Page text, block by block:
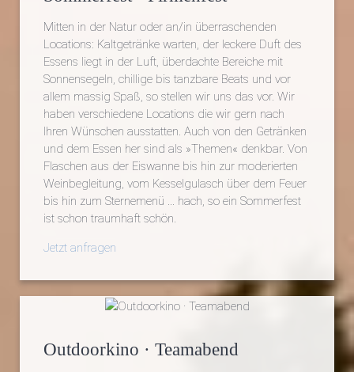
Mitten in der Natur oder an/in überraschenden
Locations: Kaltgetränke warten, der leckere Duft des
Essens liegt in der Luft, überdachte Bereiche mit
Sonnensegeln, chillige bis tanzbare Beats und vor
allem massig Spaß, so stellen wir uns das vor. Wir
haben verschiedene Locations die wir gern nach
Ihren Wünschen ausstatten. Auch von den Getränken
und dem Essen her sind als »Themen« denkbar. Von
Flaschen aus der Eiswanne bis hin zur moderierten
Weinbegleitung, vom Kesselgulasch über dem Feuer
bis hin zum Sternemenü ... hach, so ein Sommerfest
ist schon traumhaft schön.
Jetzt anfragen
Outdoorkino · Teamabend